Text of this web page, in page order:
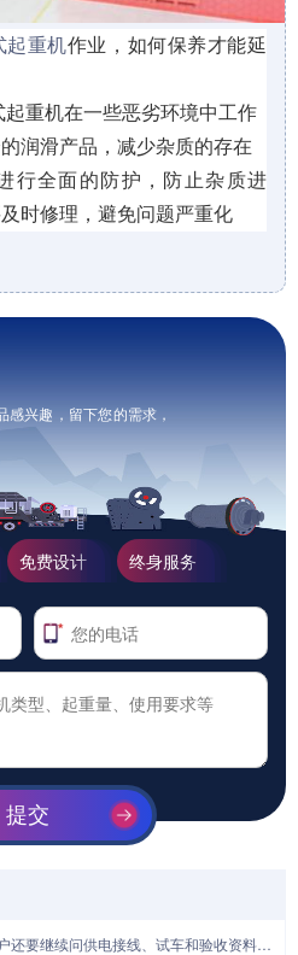
起重机作业，如何保养才能延
重机在一些恶劣环境中工作
润滑产品，减少杂质的存在
行全面的防护，防止杂质进
时修理，避免问题严重化
兴趣，留下您的需求，
免费设计 终身服务
提交
要继续问供电接线、试车和验收资料吗？